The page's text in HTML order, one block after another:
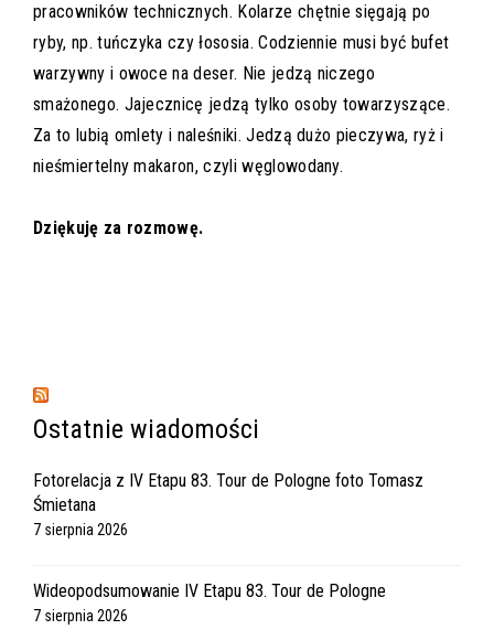
pracowników technicznych. Kolarze chętnie sięgają po
ryby, np. tuńczyka czy łososia. Codziennie musi być bufet
warzywny i owoce na deser. Nie jedzą niczego
smażonego. Jajecznicę jedzą tylko osoby towarzyszące.
Za to lubią omlety i naleśniki. Jedzą dużo pieczywa, ryż i
nieśmiertelny makaron, czyli węglowodany.
Dziękuję za rozmowę.
Ostatnie wiadomości
Fotorelacja z IV Etapu 83. Tour de Pologne foto Tomasz
Śmietana
7 sierpnia 2026
Wideopodsumowanie IV Etapu 83. Tour de Pologne
7 sierpnia 2026